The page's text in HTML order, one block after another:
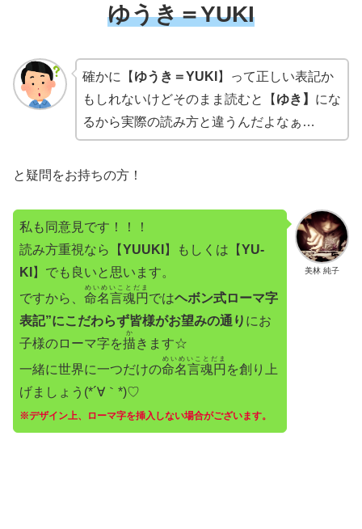
ゆうき＝YUKI
確かに【 ゆうき＝YUKI 】って正しい表記か
もしれないけどそのまま読むと【 ゆき】 にな
るから実際の読み方と違うんだよなぁ…
と疑問をお持ちの方！
美林 純子
私も同意見です！！！
読み方重視なら【YUUKI 】もしくは【YU-
KI 】でも良いと思います。
ですから、 命名言魂円
めいめいことだま
ではヘボン式ローマ字
表記”にこだわらず皆様がお望みの通り にお
子様のローマ字を描
か
きます☆
一緒に世界に一つだけの命名言魂円
めいめいことだま
を創り上
げましょう(*´∀｀*)♡
※デザイン上、ローマ字を挿入しない場合がございます。